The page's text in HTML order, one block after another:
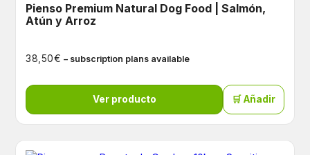
Pienso Premium Natural Dog Food | Salmón,
Atún y Arroz
38,50€ – subscription plans available
Ver producto 🛒 Añadir